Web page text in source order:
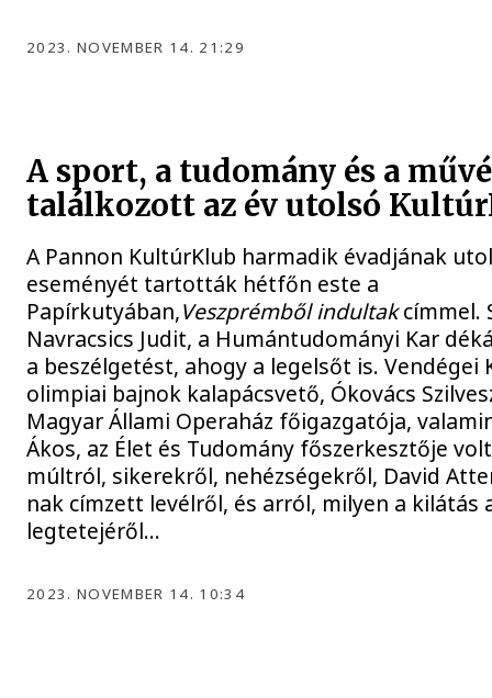
2023. NOVEMBER 14. 21:29
A sport, a tudomány és a
találkozott az év utolsó
A Pannon KultúrKlub harmadik évadjának
eseményét tartották hétfőn este a
Papírkutyában,Veszprémből indultakcímmel.
Navracsics Judit, a Humántudományi Kar
a beszélgetést, ahogy a legelsőt is. Vendégei
olimpiai bajnok kalapácsvető, Ókovács
Magyar Állami Operaház főigazgatója,
Ákos, az Élet és Tudomány főszerkesztője
múltról, sikerekről, nehézségekről, David
nak címzett levélről, és arról, milyen a kilátás
legtetejéről...
2023. NOVEMBER 14. 10:34